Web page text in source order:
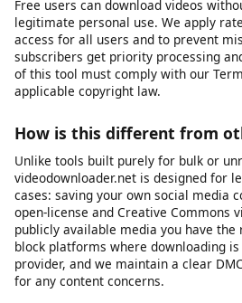
Can I download audio only
Yes, you can extract the audio track
file. This is useful for saving audio
to - such as your own recordings,
open-license podcasts, or content
audio before extracting it.
Is there a download limit?
Free users can download videos
legitimate personal use. We apply
access for all users and to prevent
subscribers get priority processing
of this tool must comply with our
applicable copyright law.